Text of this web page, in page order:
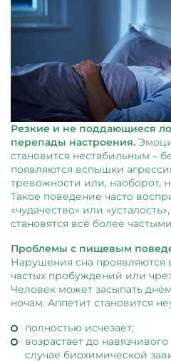
Резкие и не поддающиеся
перепады настроения.
становится нестабильным –
появляются вспышки
тревожности или, наоборот,
Такое поведение часто
«чудачество» или
становятся всё более
Проблемы с пищевым
Нарушения сна проявляются
частых пробуждений или
Человек может засыпать
ночам. Аппетит становится
полностью исчезает;
возрастает до
случае биохимической